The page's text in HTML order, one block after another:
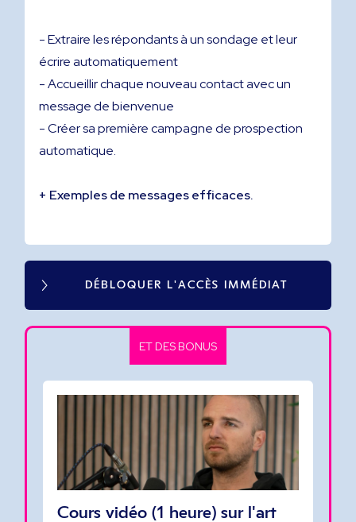
- Extraire les répondants à un sondage et leur
écrire automatiquement
- Accueillir chaque nouveau contact avec un
message de bienvenue
- Créer sa première campagne de prospection
automatique.
+ Exemples de messages efficaces.
DÉBLOQUER L'ACCÈS IMMÉDIAT
ET DES BONUS
Cours vidéo (1 heure) sur l'art